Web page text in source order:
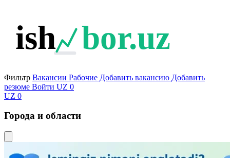
ish bor.uz
Фильтр Вакансии Рабочие Добавить вакансию Добавить
резюме Войти UZ 0
UZ 0
Города и области